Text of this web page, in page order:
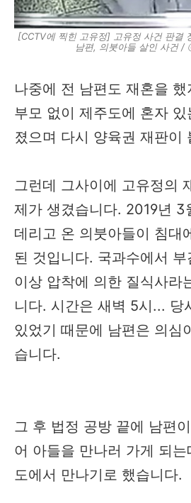
[CCTV에 찍힌 고유정] 고유정 사건 판결
남편, 의붓아들 살인 사건
나중에 전 남편도 재혼을
부모 없이 제주도에 혼자
졌으며 다시 양육권 재판이
그런데 그사이에 고유정의
제가 생겼습니다. 2019년 3
데리고 온 의붓아들이 침대
된 것입니다. 국과수에서
이상 압착에 의한 질식사라
니다. 시간은 새벽 5시... 당
있었기 때문에 남편은 의심
습니다.
그 후 법정 공방 끝에 남편
어 아들을 만나러 가게 되
도에서 만나기로 했습니다.